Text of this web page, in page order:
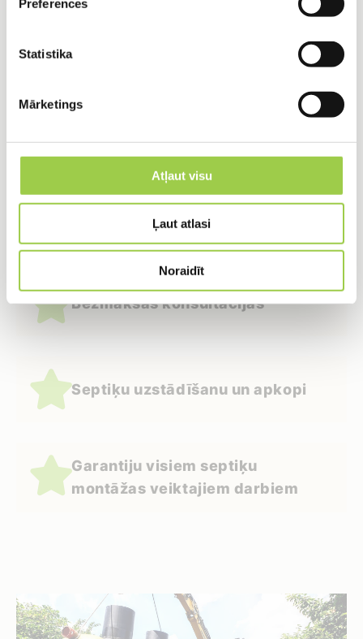
Preferences
Statistika
Mārketings
Atļaut visu
Ļaut atlasi
Noraidīt
Mēs piedāvājam:
Plašu septiķu klāstu
Bezmaksas konsultācijas
Septiķu uzstādīšanu un apkopi
Garantiju visiem septiķu
montāžas veiktajiem darbiem